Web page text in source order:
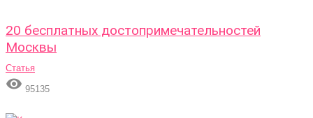
20 бесплатных достопримечательностей
Москвы
Статья
 95135